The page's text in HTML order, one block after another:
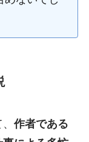
作者である